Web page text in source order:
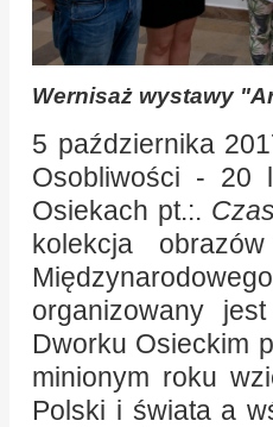
Wernisaż wystawy
5 października
Osobliwości - 20
Osiekach pt.:.
kolekcja
organizowany
Dworku Osieckim
minionym roku
Polski i świata a